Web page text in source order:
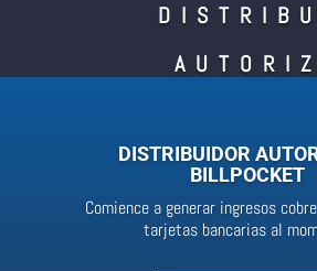
DISTRIBUIDOR
BILLPOCKET
Comience a generar ingresos
tarjetas bancarias al